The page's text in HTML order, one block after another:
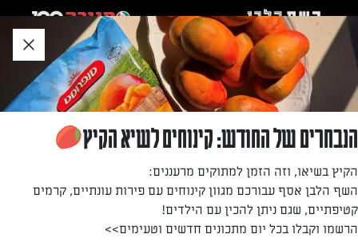
לאזור
תוכן
תחתון
חזרה לעמוד הבית
ימית הוימן
—
הנבחרים של החודש: קינוחים לשיא הקיץ
הקיץ בשיאו, וזה הזמן למתוקים מרעננים:
השף הלבן אסף עבורכם מגוון קינוחים עם פירות עונתיים, קרמים
קטיפתיים, שגם ניתן להכין עם הילדים!
הרשמו וקבלו בכל יום מתכונים חדשים וטעימים>>